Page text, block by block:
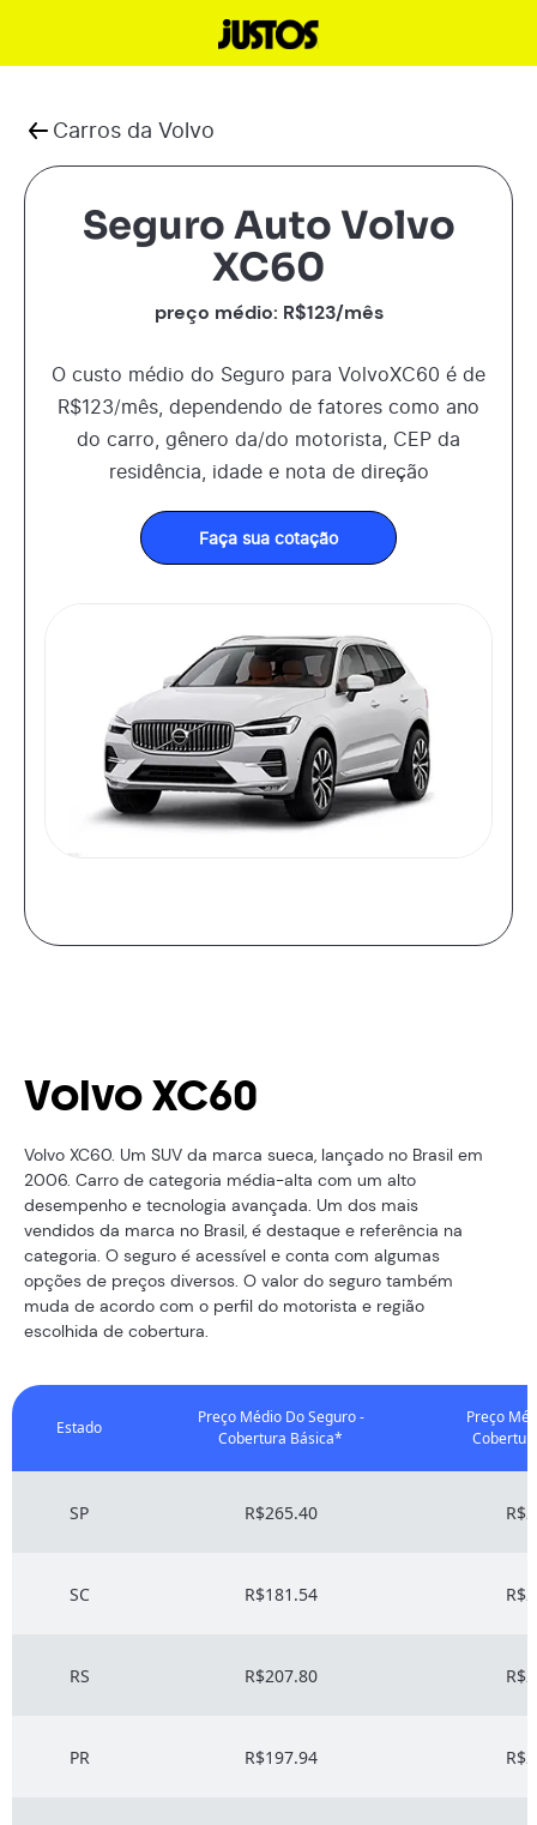
Carros da Volvo
Seguro Auto Volvo
XC60
preço médio: R$123/mês
O custo médio do Seguro para VolvoXC60 é de
R$123/mês, dependendo de fatores como ano
do carro, gênero da/do motorista, CEP da
residência, idade e nota de direção
Faça sua cotação
Volvo XC60
Volvo XC60. Um SUV da marca sueca, lançado no Brasil em
2006. Carro de categoria média-alta com um alto
desempenho e tecnologia avançada. Um dos mais
vendidos da marca no Brasil, é destaque e referência na
categoria. O seguro é acessível e conta com algumas
opções de preços diversos. O valor do seguro também
muda de acordo com o perfil do motorista e região
escolhida de cobertura.
Estado
Preço Médio Do Seguro -
Cobertura Básica*
Preço
SP R$265.40
SC R$181.54
RS R$207.80
PR R$197.94